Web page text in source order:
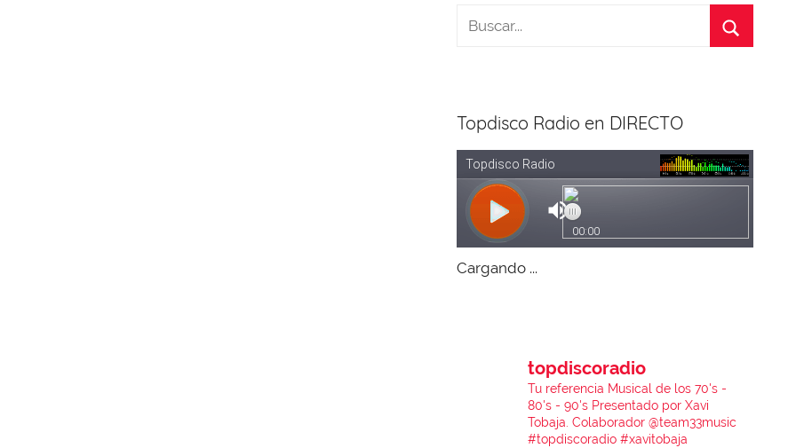
Topdisco Radio en DIRECTO
Cargando ...
topdiscoradio
Tu referencia Musical de los 70's -
80's - 90's Presentado por Xavi
Tobaja.Colaborador @team33music
#topdiscoradio #xavitobaja